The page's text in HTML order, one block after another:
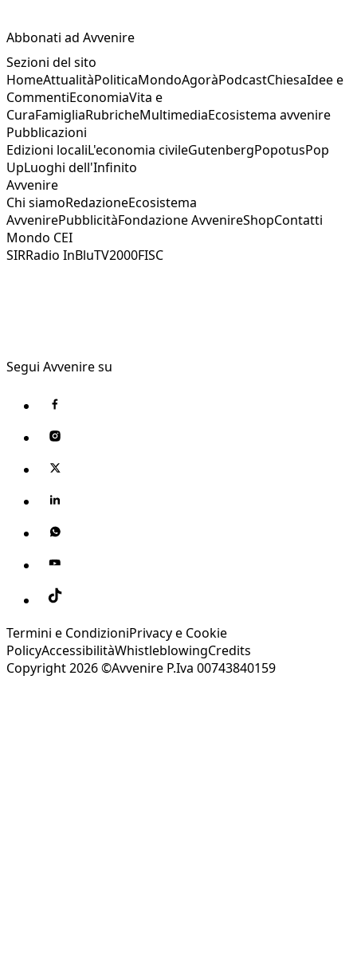
Abbonati ad Avvenire
Sezioni del sito
HomeAttualitàPoliticaMondoAgoràPodcastChiesaIdee e
CommentiEconomiaVita e
CuraFamigliaRubricheMultimediaEcosistema avvenire
Pubblicazioni
Edizioni localiL'economia civileGutenbergPopotusPop
UpLuoghi dell'Infinito
Avvenire
Chi siamoRedazioneEcosistema
AvvenirePubblicitàFondazione AvvenireShopContatti
Mondo CEI
SIRRadio InBluTV2000FISC
Segui Avvenire su
Termini e CondizioniPrivacy e Cookie
PolicyAccessibilitàWhistleblowingCredits
Copyright 2026 ©Avvenire P.Iva 00743840159